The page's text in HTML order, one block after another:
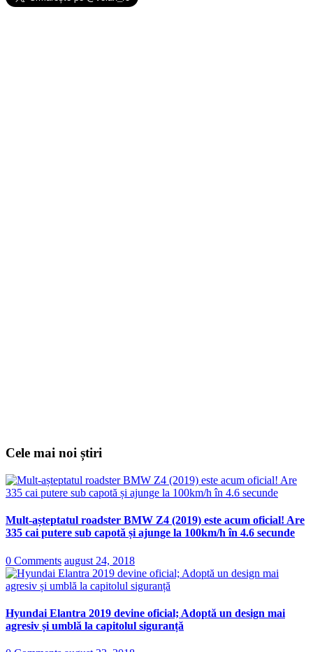
Cele mai noi știri
Mult-așteptatul roadster BMW Z4 (2019) este acum oficial! Are
335 cai putere sub capotă și ajunge la 100km/h în 4.6 secunde
0 Comments august 24, 2018
Hyundai Elantra 2019 devine oficial; Adoptă un design mai
agresiv și umblă la capitolul siguranță